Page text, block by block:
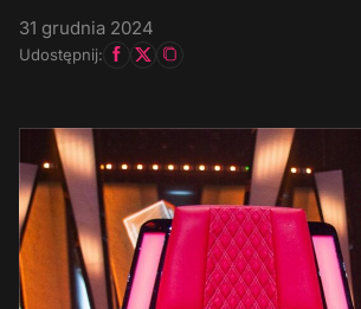
31 grudnia 2024
Udostępnij: